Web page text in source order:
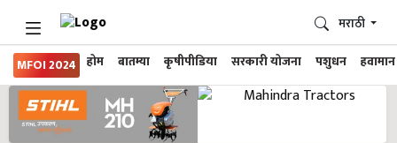
MFOI 2024 होम बातम्या कृषीपीडिया सरकारी योजना पशुधन हवामान
मराठी